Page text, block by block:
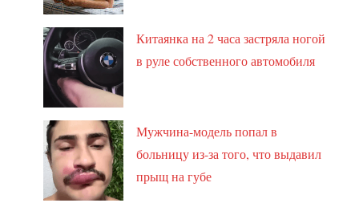
Китаянка на 2 часа застряла ногой
в руле собственного автомобиля
Мужчина-модель попал в
больницу из-за того, что выдавил
прыщ на губе